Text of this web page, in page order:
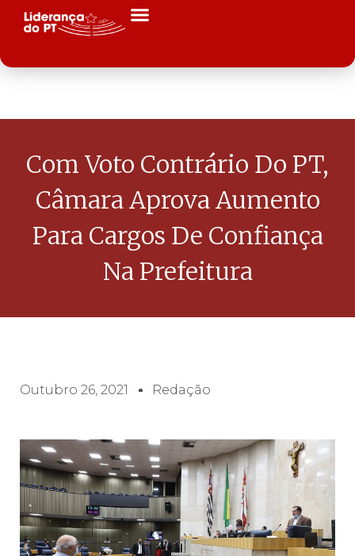
Com Voto Contrário Do PT,
Câmara Aprova Aumento
Para Cargos De Confiança
Na Prefeitura
Outubro 26, 2021 Redação